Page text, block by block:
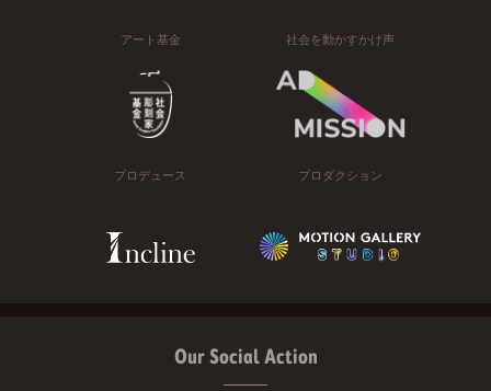
アート基金 社会を動かすかけ声
プロデュース プロダクション
Our Social Action